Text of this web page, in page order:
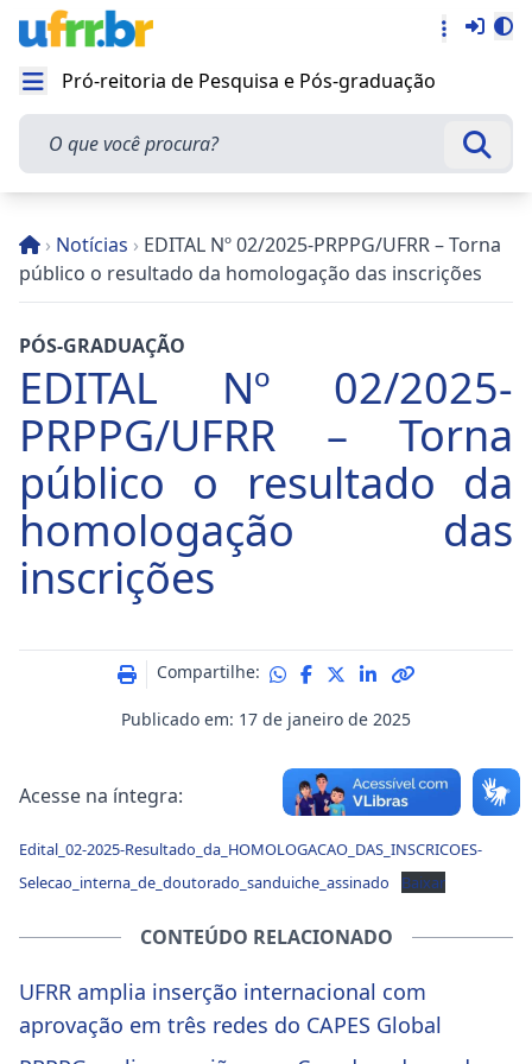
Abrir menu
Pró-reitoria de Pesquisa e Pós-graduação
O que você procura?
› Notícias › EDITAL Nº 02/2025-PRPPG/UFRR – Torna
público o resultado da homologação das inscrições
PÓS-GRADUAÇÃO
EDITAL Nº 02/2025-
PRPPG/UFRR – Torna
público o resultado da
homologação das
inscrições
Publicado em: 17 de janeiro de 2025
Compartilhe:
Acesse na íntegra:
Edital_02-2025-Resultado_da_HOMOLOGACAO_DAS_INSCRICOES-
Selecao_interna_de_doutorado_sanduiche_assinado
Baixar
CONTEÚDO RELACIONADO
UFRR amplia inserção internacional com
aprovação em três redes do CAPES Global